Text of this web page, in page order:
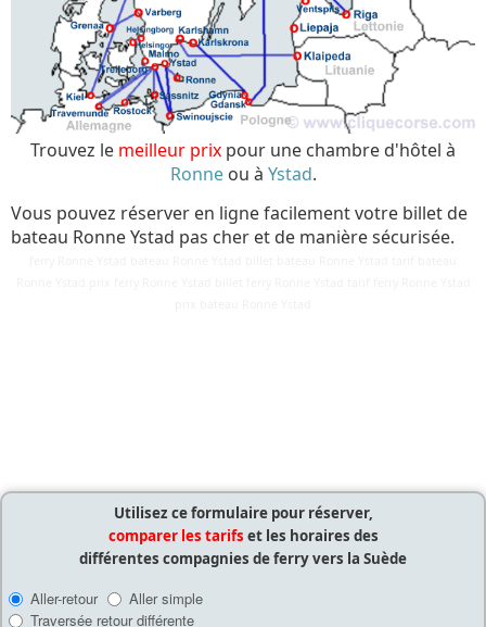
Trouvez le meilleur prix pour une chambre d'hôtel à
Ronneou à Ystad.
Vous pouvez réserver en ligne facilement votre billet de
bateau Ronne Ystad pas cher et de manière sécurisée.
Utilisez ce formulaire pour réserver,
comparer les tarifs et les horaires des
différentes compagnies de ferry vers la Suède